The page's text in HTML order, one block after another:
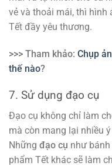
vẻ và thoải mái, thì hình
Tết đầy yêu thương.
>>> Tham khảo: Chụp
thế nào?
7. Sử dụng đạo cụ
Đạo cụ không chỉ làm
mà còn mang lại nhiều
Những đạo cụ như
phẩm Tết khác sẽ làm